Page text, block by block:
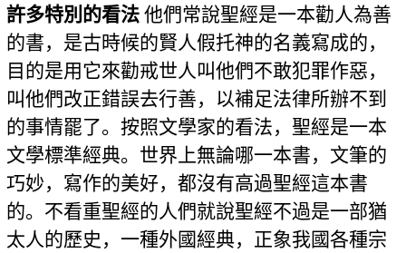
許多特別的看法他們常說聖經是一本勸人為善
的書，是古時候的賢人假托神的名義寫成的，
目的是用它來勸戒世人叫他們不敢犯罪作惡，
叫他們改正錯誤去行善，以補足法律所辦不到
的事情罷了。按照文學家的看法，聖經是一本
文學標準經典。世界上無論哪一本書，文筆的
巧妙，寫作的美好，都沒有高過聖經這本書
的。不看重聖經的人們就說聖經不過是一部猶
太人的歷史，一種外國經典，正象我國各種宗